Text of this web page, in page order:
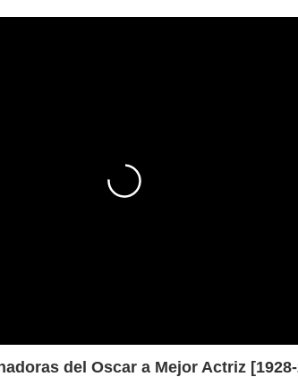
del Oscar a Mejor Actriz